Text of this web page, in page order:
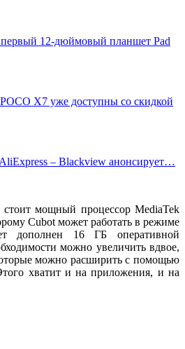
12-дюймовый планшет Pad
X7 уже доступны со скидкой
– Blackview анонсирует…
стоит мощный процессор MediaTek
Cubot может работать в режиме
дополнен 16 ГБ оперативной
можно увеличить вдвое,
можно расширить с помощью
хватит и на приложения, и на